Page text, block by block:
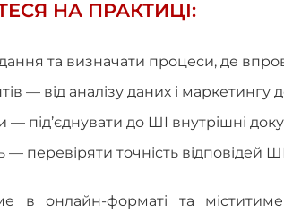
НА ПРАКТИЦІ:
та визначати процеси, де
— від аналізу даних і
під’єднувати до ШІ внутрішні
— перевіряти точність відповідей
в онлайн-форматі та